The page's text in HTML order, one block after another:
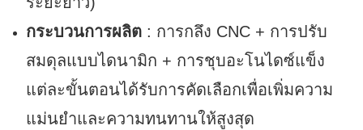
กระบวนการผลิต: การกลึง CNC + การปรับ
สมดุลแบบไดนามิก + การชุบอะโนไดซ์แข็ง
แต่ละขั้นตอนได้รับการคัดเลือกเพื่อเพิ่มความ
แม่นยำและความทนทานให้สูงสุด